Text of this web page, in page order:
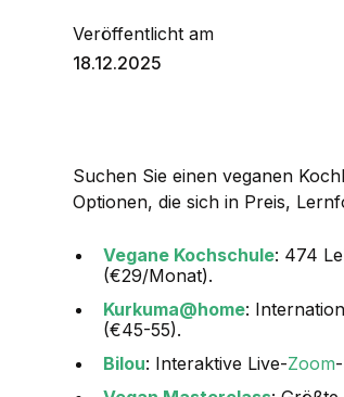
Veröffentlicht am
18.12.2025
Suchen Sie einen veganen
Optionen, die sich in Preis,
Vegane Kochschule: 474
(€29/Monat).
Kurkuma@home:
(€45-55).
Bilou: Interaktive Live-Zoom